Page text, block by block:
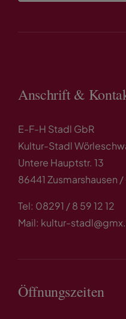
Anschrift &
E-F-H Stadl GbR
Kultur-Stadl
Untere Hauptstr. 13
86441 Zusmarshausen
Tel: 08291 / 8 59 12 12
Mail: kultur-
Öffnungszeiten